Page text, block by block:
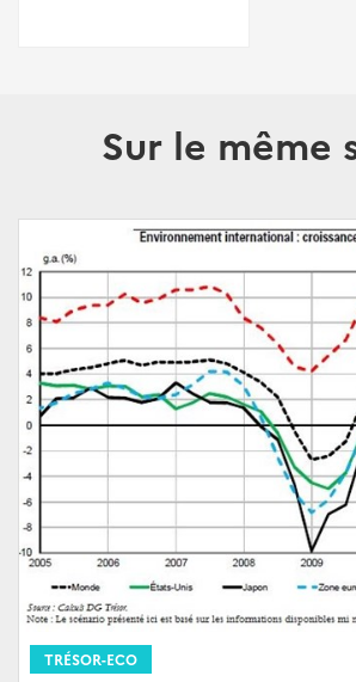
Sur le même
TRÉSOR-ECO